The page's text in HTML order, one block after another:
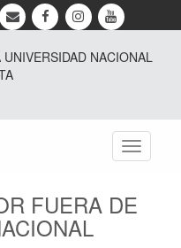
NACIONAL
Toggle
FUERA DE